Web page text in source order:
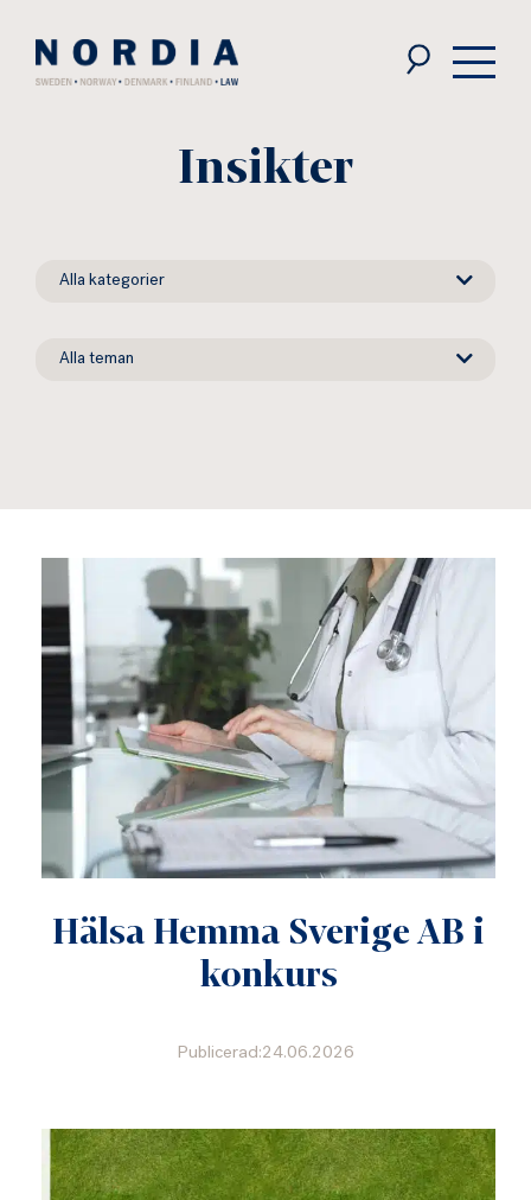
Law
Insikter
News
Alla kategorier
News
Alla teman
Hälsa Hemma Sverige AB i
konkurs
Publicerad:24.06.2026